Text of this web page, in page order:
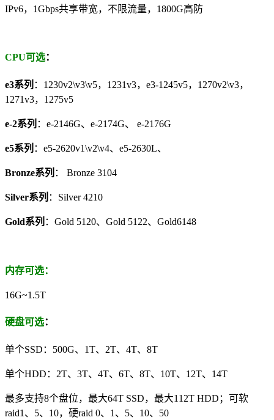
IPv6，1Gbps共享带宽，不限流量，1800G高防
CPU可选：
e3系列 ：1230v2\v3\v5，1231v3，e3-1245v5，1270v2\v3，
1271v3，1275v5
e-2系列 ：e-2146G、e-2174G、 e-2176G
e5系列 ：e5-2620v1\v2\v4、e5-2630L、
Bronze系列 ： Bronze 3104
Silver系列 ：Silver 4210
Gold系列 ：Gold 5120、Gold 5122、Gold6148
内存可选：
16G~1.5T
硬盘可选：
单个SSD：500G、1T、2T、4T、8T
单个HDD：2T、3T、4T、6T、8T、10T、12T、14T
最多支持8个盘位，最大64T SSD，最大112T HDD；可软
raid1、5、10，硬raid 0、1、5、10、50